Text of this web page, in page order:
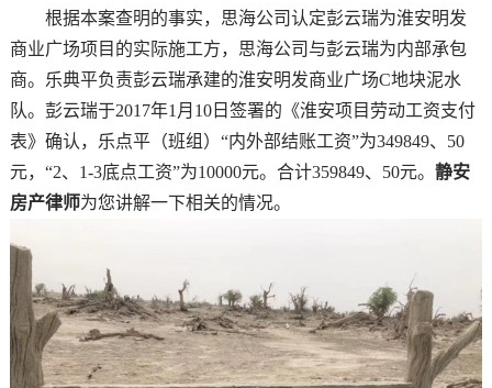
根据本案查明的事实，思海公司认定彭云瑞为淮安明发
商业广场项目的实际施工方，思海公司与彭云瑞为内部承包
商。乐典平负责彭云瑞承建的淮安明发商业广场C地块泥水
队。彭云瑞于2017年1月10日签署的《淮安项目劳动工资支付
表》确认，乐点平（班组）“内外部结账工资”为349849、50
元，“2、1-3底点工资”为10000元。合计359849、50元。 静安
房产律师为您讲解一下相关的情况。